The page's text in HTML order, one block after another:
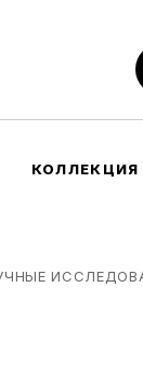
КОЛЛЕКЦИЯ